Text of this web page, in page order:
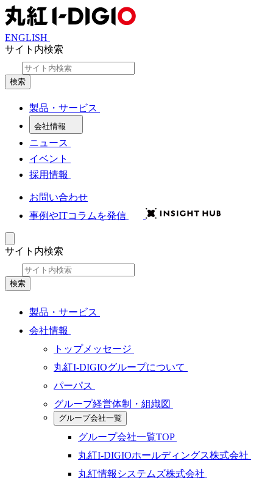
ENGLISH
サイト内検索
検索
製品・サービス
会社情報
ニュース
イベント
採用情報
お問い合わせ
事例やITコラムを発信
サイト内検索
検索
製品・サービス
会社情報
トップメッセージ
丸紅I-DIGIOグループについて
パーパス
グループ経営体制・組織図
グループ会社一覧
グループ会社一覧TOP
丸紅I-DIGIOホールディングス株式会社
丸紅情報システムズ株式会社